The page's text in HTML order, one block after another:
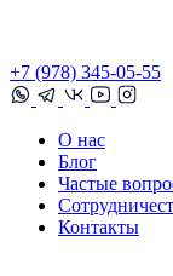
+7 (978) 345-05-55
О нас
Блог
Частые
Контакты